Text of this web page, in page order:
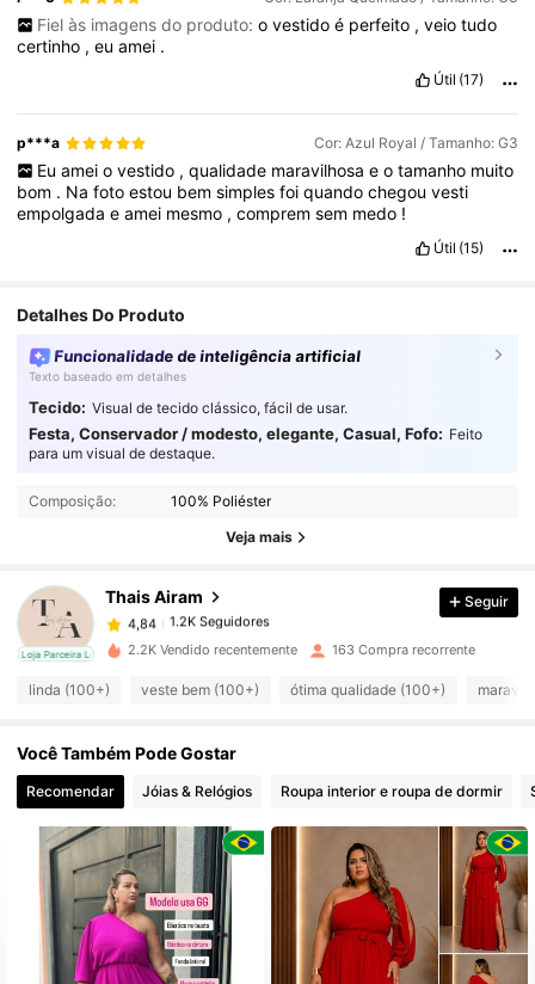
Fiel às imagens do produto: o vestido é perfeito , veio tudo
certinho ,euamei .
Útil (17)
p***a Cor: Azul Royal / Tamanho: G3
Eu amei o vestido , qualidade maravilhosa e o tamanho muito
bom . Nafotoestou bemsimplesfoiquandochegouvesti
empolgadaeamei mesmo ,compremsem medo !
Útil (15)
Detalhes Do Produto
Funcionalidade de inteligência artificial
Texto baseado em detalhes
Tecido: Visual de tecido clássico, fácil de usar.
Festa, Conservador / modesto, elegante, Casual, Fofo: Feito
para um visual de destaque.
Composição: 100% Poliéster
Veja mais
Loja Parceira Local
Thais Airam
4,84 1.2K Seguidores
1.2K Seguidores
4,84
1.2K Seguidores
e***r
pago1 dia atrás
1.2K Seguidores
4,84 1.2K Seguidores
4,84 1.2K Seguidores
4,84 1.2K Seguidores
4,84 1.2K Seguidores
Seguir
2.2K Vendido recentemente 163 Compra recorrente
linda (100+) veste bem (100+) ótima qualidade (100+)
Você Também Pode Gostar
Recomendar Jóias & Relógios Roupa interior e roupa de dormir